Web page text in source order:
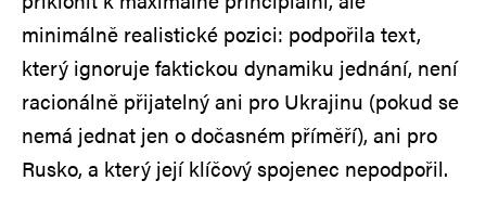
minimálně realistické pozici: podpořila text,
který ignoruje faktickou dynamiku jednání, není
racionálně přijatelný ani pro Ukrajinu (pokud se
nemá jednat jen o dočasném příměří), ani pro
Rusko, a který její klíčový spojenec nepodpořil.